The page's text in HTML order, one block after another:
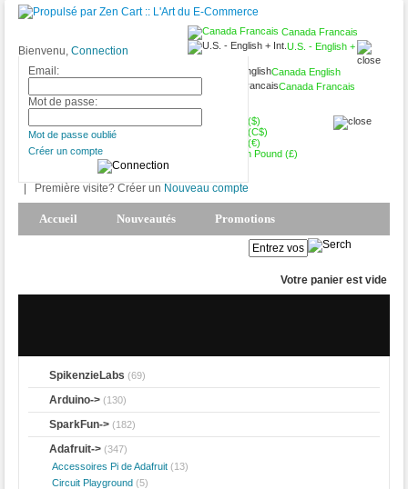
Canada Francais
U.S. - English +
Canada English
Canada Francais
USD ($)
CAD (C$)
Euro (€)
British Pound (£)
Bienvenu, Connection
Email:
Mot de passe:
Mot de passe oublié
Créer un compte
Première visite? Créer un Nouveau compte
Accueil Nouveautés Promotions
Votre panier est vide
SpikenzieLabs (69)
Arduino-> (130)
SparkFun-> (182)
Adafruit-> (347)
Accessoires Pi de Adafruit (13)
Circuit Playground (5)